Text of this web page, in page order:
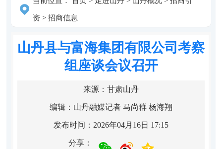
资 > 招商信息
山丹县与富海集团有限公司考察
组座谈会议召开
来源：甘肃山丹
编辑：山丹融媒记者 马尚群 杨海翔
发布时间：2026年04月16日 17:15
分享：